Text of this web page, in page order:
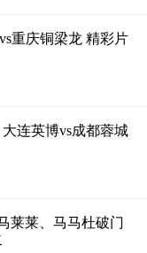
重庆铜梁龙 精彩片
连英博vs成都蓉城
莱莱、马马杜破门